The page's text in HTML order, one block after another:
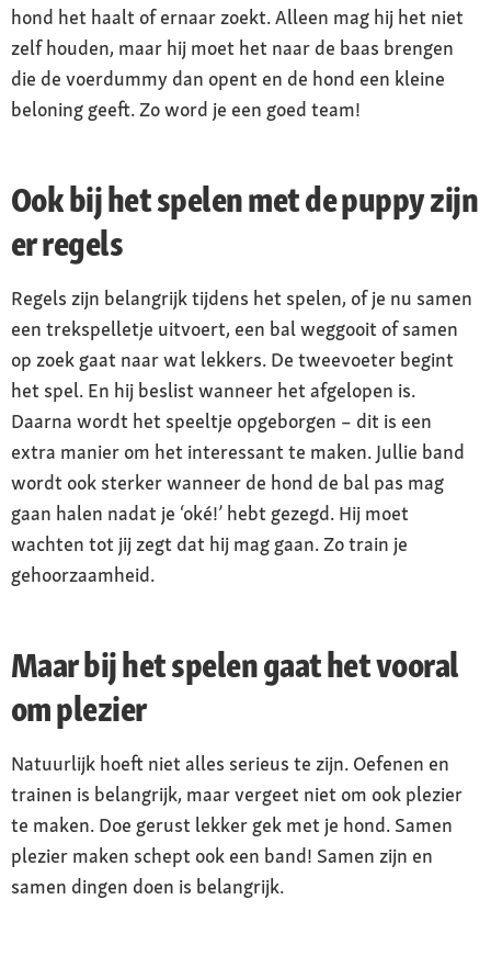
hond het haalt of ernaar zoekt. Alleen mag hij het niet
zelf houden, maar hij moet het naar de baas brengen
die de voerdummy dan opent en de hond een kleine
beloning geeft. Zo word je een goed team!
Ook bij het spelen met de puppy zijn
er regels
Regels zijn belangrijk tijdens het spelen, of je nu samen
een trekspelletje uitvoert, een bal weggooit of samen
op zoek gaat naar wat lekkers. De tweevoeter begint
het spel. En hij beslist wanneer het afgelopen is.
Daarna wordt het speeltje opgeborgen – dit is een
extra manier om het interessant te maken. Jullie band
wordt ook sterker wanneer de hond de bal pas mag
gaan halen nadat je ‘oké!’ hebt gezegd. Hij moet
wachten tot jij zegt dat hij mag gaan. Zo train je
gehoorzaamheid.
Maar bij het spelen gaat het vooral
om plezier
Natuurlijk hoeft niet alles serieus te zijn. Oefenen en
trainen is belangrijk, maar vergeet niet om ook plezier
te maken. Doe gerust lekker gek met je hond. Samen
plezier maken schept ook een band! Samen zijn en
samen dingen doen is belangrijk.